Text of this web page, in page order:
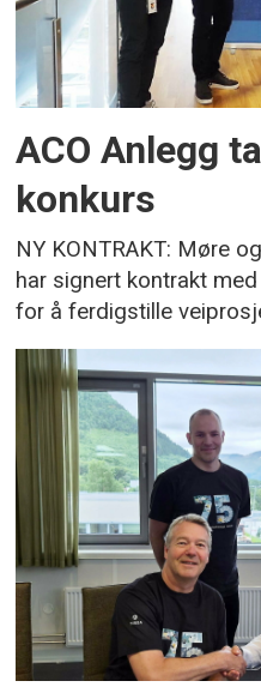
ACO Anlegg
konkurs
NY KONTRAKT: Møre
har signert kontrakt
for å ferdigstille